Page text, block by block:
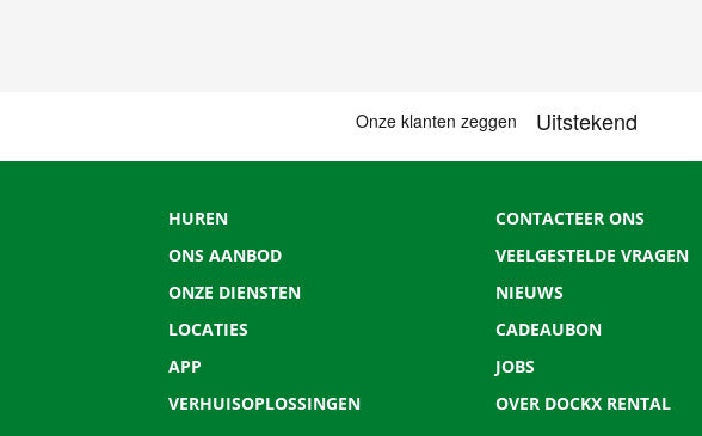
HUREN
ONS AANBOD
ONZE DIENSTEN
LOCATIES
APP
VERHUISOPLOSSINGEN
CONTACTEER ONS
VEELGESTELDE VRAGEN
NIEUWS
CADEAUBON
JOBS
OVER DOCKX RENTAL